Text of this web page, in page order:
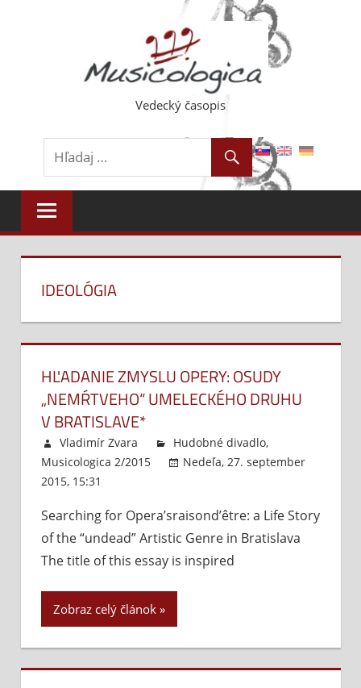
Vedecký časopis
IDEOLÓGIA
HĽADANIE ZMYSLU OPERY: OSUDY
„NEMŔTVEHO“ UMELECKÉHO DRUHU
V BRATISLAVE*
Vladimír Zvara Hudobné divadlo,
Musicologica 2/2015
Nedeľa, 27. september
2015, 15:31
opery:
Osudy
Searching for Opera’sraisond’être: a Life Story
of the “undead” Artistic Genre in Bratislava
The title of this essay is inspired
Zobraz celý článok